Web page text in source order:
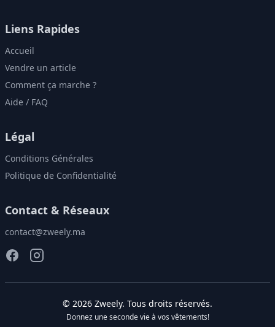
Liens Rapides
Accueil
Vendre un article
Comment ça marche ?
Aide / FAQ
Légal
Conditions Générales
Politique de Confidentialité
Contact & Réseaux
contact@zweely.ma
© 2026 Zweely. Tous droits réservés.
Donnez une seconde vie à vos vêtements!